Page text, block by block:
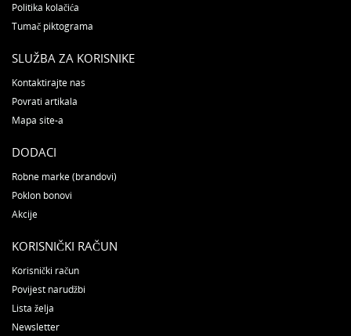
Politika kolačića
Tumač piktograma
SLUŽBA ZA KORISNIKE
Kontaktirajte nas
Povrati artikala
Mapa site-a
DODACI
Robne marke (brandovi)
Poklon bonovi
Akcije
KORISNIČKI RAČUN
Korisnički račun
Povijest narudžbi
Lista želja
Newsletter